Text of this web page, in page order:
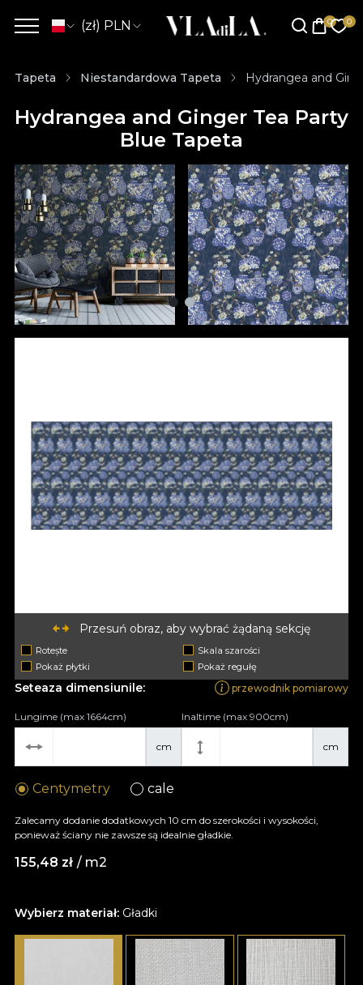
(zł) PLN
Tapeta Niestandardowa Tapeta Hydrangea and
Hydrangea and Ginger Tea Party
Blue Tapeta
Przesuń obraz, aby wybrać żądaną sekcję
Rotește
Skala szarości
Pokaż płytki
Pokaż regułę
Wybierz materiał: Gładki
Seteaza dimensiunile: przewodnik pomiarowy
cm
Lungime (max 1664cm)
cm
Inaltime (max 900cm)
Centymetry cale
Zalecamy dodanie dodatkowych 10 cm do szerokości i wysokości,
ponieważ ściany nie zawsze są idealnie gładkie.
155,48 zł / m2